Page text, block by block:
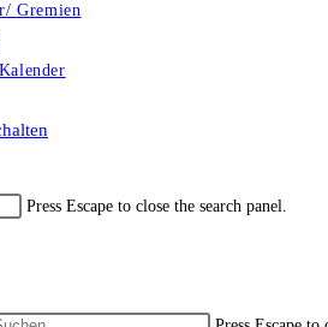
Gremien
Press Escape to close the search panel.